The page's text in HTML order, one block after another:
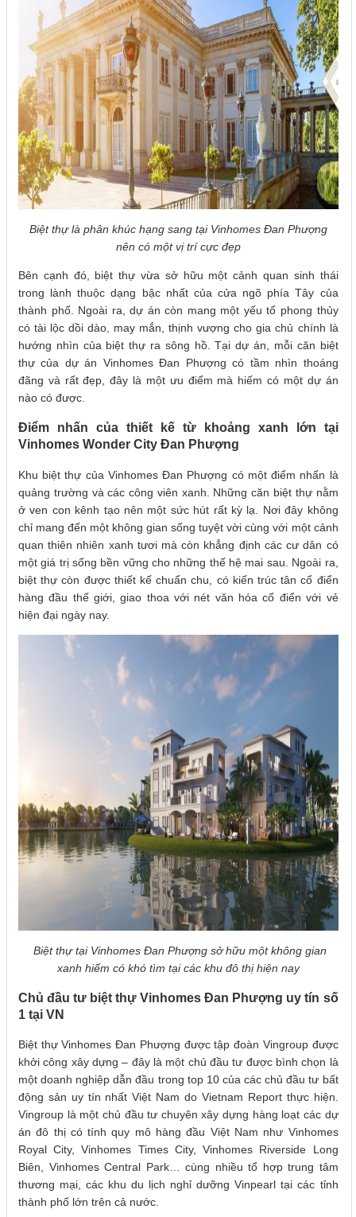
Biệt thự là phân khúc hạng sang tại Vinhomes Đan Phượng
nên có một vị trí cực đẹp
Bên cạnh đó, biệt thự vừa sở hữu một cảnh quan sinh thái
trong lành thuộc dạng bậc nhất của cửa ngõ phía Tây của
thành phố. Ngoài ra, dự án còn mang một yếu tố phong thủy
có tài lộc dồi dào, may mắn, thịnh vượng cho gia chủ chính là
hướng nhìn của biệt thự ra sông hồ. Tại dự án, mỗi căn biệt
thự của dự án Vinhomes Đan Phượng có tầm nhìn thoáng
đãng và rất đẹp, đây là một ưu điểm mà hiếm có một dự án
nào có được.
Điểm nhấn của thiết kế từ khoảng xanh lớn tại
Vinhomes Wonder City Đan Phượng
Khu biệt thự của Vinhomes Đan Phượng có một điểm nhấn là
quảng trường và các công viên xanh. Những căn biệt thự nằm
ở ven con kênh tạo nên một sức hút rất kỳ lạ. Nơi đây không
chỉ mang đến một không gian sống tuyệt vời cùng với một cảnh
quan thiên nhiên xanh tươi mà còn khẳng định các cư dân có
một giá trị sống bền vững cho những thế hệ mai sau. Ngoài ra,
biệt thự còn được thiết kế chuẩn chu, có kiến trúc tân cổ điển
hàng đầu thế giới, giao thoa với nét văn hóa cổ điển với vẻ
hiện đại ngày nay.
Biệt thự tại Vinhomes Đan Phượng sở hữu một không gian
xanh hiếm có khó tìm tại các khu đô thị hiện nay
Chủ đầu tư biệt thự Vinhomes Đan Phượng uy tín số
1 tại VN
Biệt thự Vinhomes Đan Phượng được tập đoàn Vingroup được
khởi công xây dựng – đây là một chủ đầu tư được bình chọn là
một doanh nghiệp dẫn đầu trong top 10 của các chủ đầu tư bất
động sản uy tín nhất Việt Nam do Vietnam Report thực hiện.
Vingroup là một chủ đầu tư chuyên xây dựng hàng loạt các dự
án đô thị có tính quy mô hàng đầu Việt Nam như Vinhomes
Royal City, Vinhomes Times City, Vinhomes Riverside Long
Biên, Vinhomes Central Park… cùng nhiều tổ hợp trung tâm
thương mại, các khu du lịch nghỉ dưỡng Vinpearl tại các tỉnh
thành phố lớn trên cả nước.